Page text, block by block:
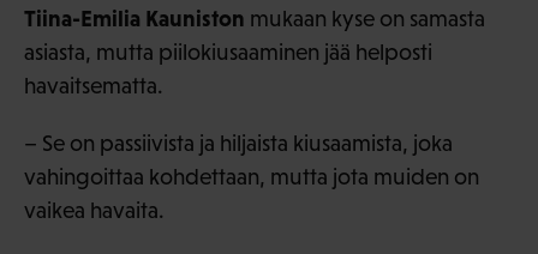
Tiina-Emilia Kauniston mukaan kyse on samasta
asiasta, mutta piilokiusaaminen jää helposti
havaitsematta.
– Se on passiivista ja hiljaista kiusaamista, joka
vahingoittaa kohdettaan, mutta jota muiden on
vaikea havaita.